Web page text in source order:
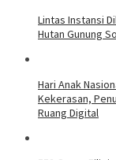
Lintas Instansi
Hutan Gunung
Hari Anak
Kekerasan,
Ruang Digital